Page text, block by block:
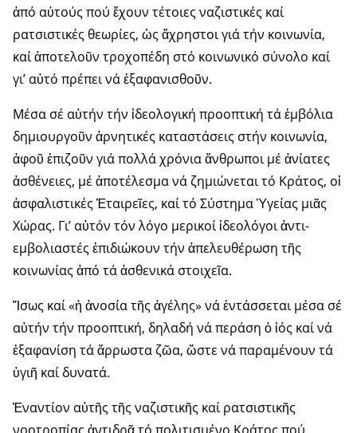
ἀπό αὐτούς πού ἔχουν τέτοιες ναζιστικές καί
ρατσιστικές θεωρίες, ὡς ἄχρηστοι γιά τήν κοινωνία,
καί ἀποτελοῦν τροχοπέδη στό κοινωνικό σύνολο καί
γι’ αὐτό πρέπει νά ἐξαφα­νισθοῦν.
Μέσα σέ αὐτήν τήν ἰδεολογική προοπτική τά ἐμβόλια
δη­μιουρ­γοῦν ἀρνητικές καταστάσεις στήν κοινωνία,
ἀφοῦ ἐπιζοῦν γιά πολλά χρόνια ἄνθρωποι μέ ἀνίατες
ἀσθένειες, μέ ἀποτέλεσμα νά ζημιώ­νεται τό Κράτος, οἱ
ἀσφαλιστικές Ἑταιρεῖες, καί τό Σύστημα Ὑγείας μιᾶς
Χώρας. Γι’ αὐτόν τόν λόγο μερικοί ἰδεολόγοι ἀντι-
εμβολιαστές ἐπι­διώκουν τήν ἀπελευθέρωση τῆς
κοινωνίας ἀπό τά ἀσθενικά στοι­χεῖα.
Ἴσως καί «ἡ ἀνοσία τῆς ἀγέλης» νά ἐντάσσεται μέσα σέ
αὐτήν τήν προοπτική, δηλαδή νά περάση ὁ ἰός καί νά
ἐξαφανίση τά ἄρρωστα ζῶα, ὥστε νά παραμένουν τά
ὑγιῆ καί δυνατά.
Ἐναντίον αὐτῆς τῆς ναζιστικῆς καί ρατσιστικῆς